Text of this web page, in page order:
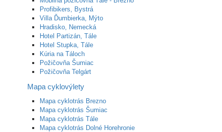
Profibikers, Bystrá
Villa Ďumbierka, Mýto
Hradisko, Nemecká
Hotel Partizán, Tále
Hotel Stupka, Tále
Kúria na Táloch
Požičovňa Šumiac
Požičovňa Telgárt
Mapa cyklovýlety
Mapa cyklotrás Brezno
Mapa cyklotrás Šumiac
Mapa cyklotrás Tále
Mapa cyklotrás Dolné Horehronie